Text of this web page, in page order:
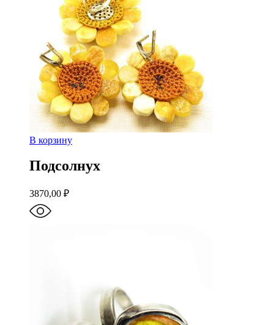
В корзину
Подсолнух
3870,00 ₽